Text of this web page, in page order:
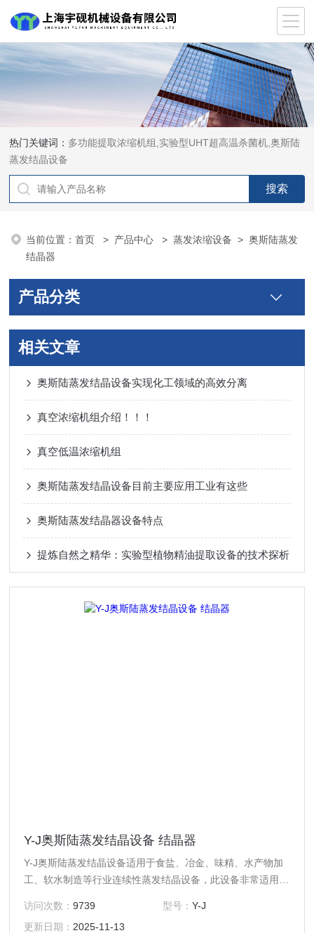
热门关键词： 多功能提取浓缩机组,实验型UHT超高温杀菌机,奥斯陆
蒸发结晶设备
当前位置：首页 > 产品中心 >蒸发浓缩设备 >奥斯陆蒸发
结晶器
产品分类
相关文章
奥斯陆蒸发结晶设备实现化工领域的高效分离
真空浓缩机组介绍！！！
真空低温浓缩机组
奥斯陆蒸发结晶设备目前主要应用工业有这些
奥斯陆蒸发结晶器设备特点
提炼自然之精华：实验型植物精油提取设备的技术探析
Y-J奥斯陆蒸发结晶设备 结晶器
Y-J奥斯陆蒸发结晶设备适用于食盐、冶金、味精、水产物加
工、软水制造等行业连续性蒸发结晶设备，此设备非常适用于
用。
访问次数：9739 型号： Y-J
更新日期： 2025-11-13